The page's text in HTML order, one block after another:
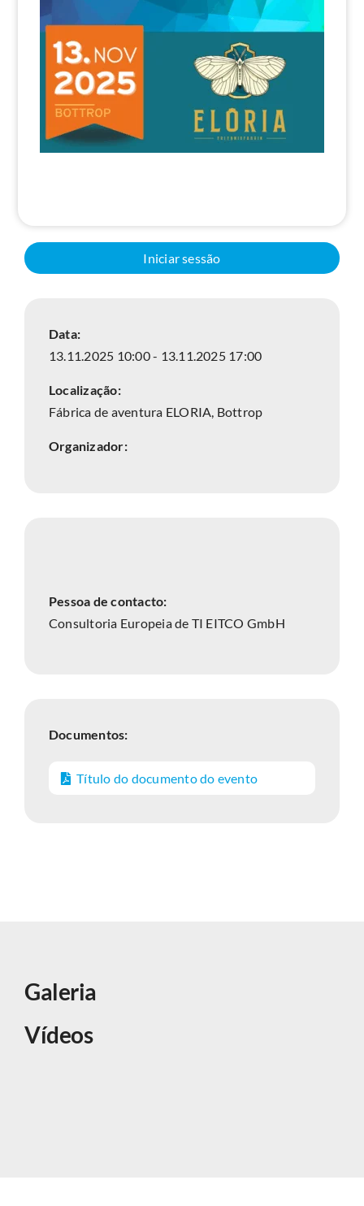
Pesquisa
Iniciar sessão
Data:
13.11.2025 10:00 - 13.11.2025 17:00
Localização:
Fábrica de aventura ELORIA, Bottrop
Organizador:
Pessoa de contacto:
Consultoria Europeia de TI EITCO GmbH
Documentos:
Título do documento do evento
Galeria
Vídeos